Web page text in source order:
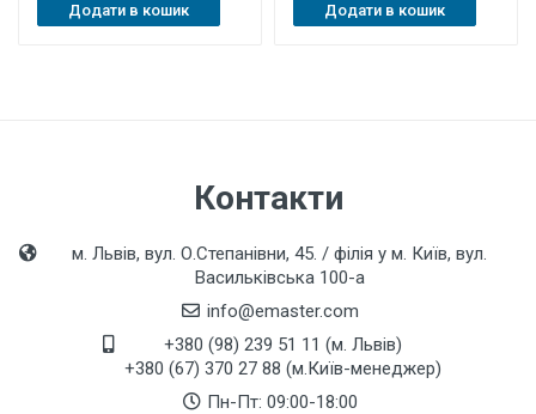
Додати в кошик Додати в кошик
Контакти
м. Львів, вул. О.Степанівни, 45. / філія у м. Київ, вул.
Васильківська 100-а
info@emaster.com
+380 (98) 239 51 11 (м. Львів)
+380 (67) 370 27 88 (м.Київ-менеджер)
Пн-Пт: 09:00-18:00